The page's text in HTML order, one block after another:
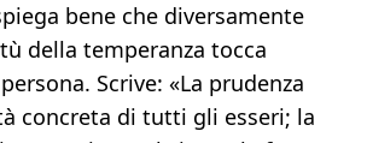
bene che diversamente
della temperanza tocca
Scrive: «La prudenza
concreta di tutti gli esseri; la